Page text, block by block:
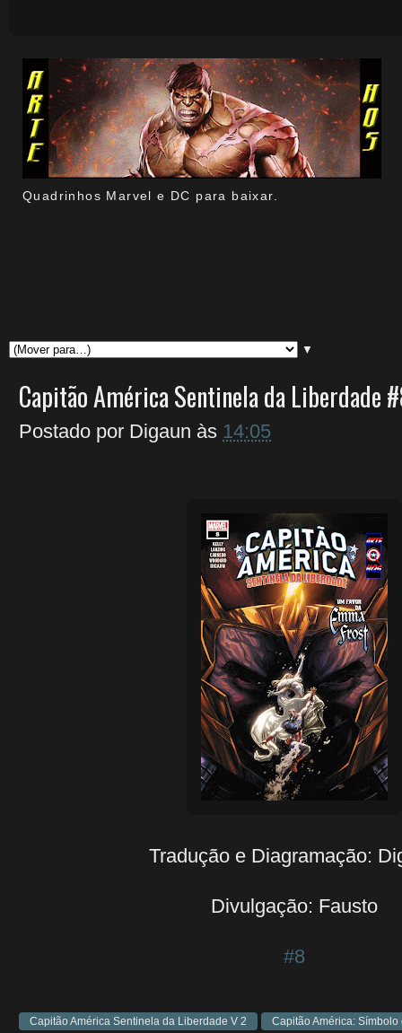
Quadrinhos Marvel e DC para baixar.
▼
Capitão América Sentinela da Liberdade
Postado por Digaun às 14:05
Tradução e Diagramação:
Divulgação: Fausto
#8
Capitão América Sentinela da Liberdade V 2 Capitão América: Símbolo